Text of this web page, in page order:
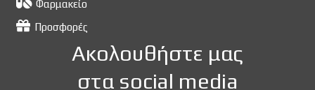
Φαρμακείο
Προσφορές
Ακολουθήστε μας
στα social media